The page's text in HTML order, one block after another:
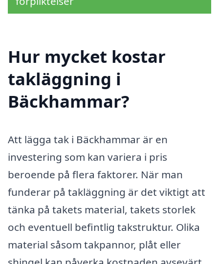
Hur mycket kostar
takläggning i
Bäckhammar?
Att lägga tak i Bäckhammar är en
investering som kan variera i pris
beroende på flera faktorer. När man
funderar på takläggning är det viktigt att
tänka på takets material, takets storlek
och eventuell befintlig takstruktur. Olika
material såsom takpannor, plåt eller